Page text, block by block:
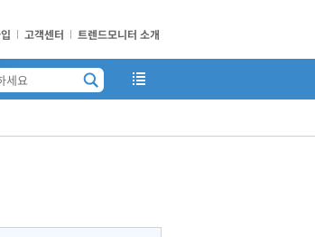
고객센터 트렌드모니터 소개